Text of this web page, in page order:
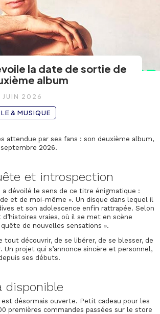
la date de sortie de
album
JUIN 2026
& MUSIQUE
attendue par ses fans : son deuxième album,
2026.
et introspection
a dévoilé le sens de ce titre énigmatique :
et de moi-même ». Un disque dans lequel il
et son adolescence enfin rattrapée. Selon
vraies, où il se met en scène
de nouvelles sensations ».
tout découvrir, de se libérer, de se blesser, de
projet qui s’annonce sincère et personnel,
ses débuts.
disponible
est désormais ouverte. Petit cadeau pour les
premières commandes passées sur le store